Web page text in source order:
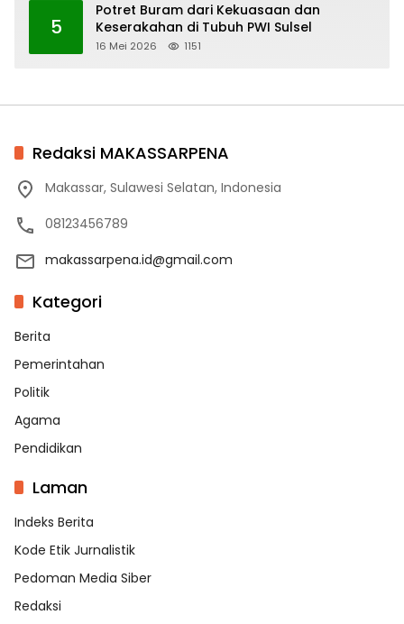
5
Potret Buram dari Kekuasaan dan
Keserakahan di Tubuh PWI Sulsel
16 Mei 2026 1151
Redaksi MAKASSARPENA
Makassar, Sulawesi Selatan, Indonesia
08123456789
makassarpena.id@gmail.com
Kategori
Berita
Pemerintahan
Politik
Agama
Pendidikan
Laman
Indeks Berita
Kode Etik Jurnalistik
Pedoman Media Siber
Redaksi